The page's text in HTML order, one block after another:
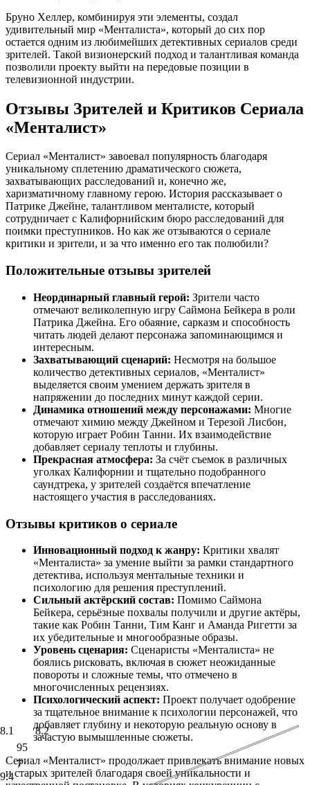
8.1
8.2
95
7
9.4
Бруно Хеллер, комбинируя эти элементы, создал
удивительный мир «Менталиста», который до сих пор
остается одним из любимейших детективных сериалов среди
зрителей. Такой визионерский подход и талантливая команда
позволили проекту выйти на передовые позиции в
телевизионной индустрии.
Отзывы Зрителей и Критиков Сериала
«Менталист»
Сериал «Менталист» завоевал популярность благодаря
уникальному сплетению драматического сюжета,
захватывающих расследований и, конечно же,
харизматичному главному герою. История рассказывает о
Патрике Джейне, талантливом менталисте, который
сотрудничает с Калифорнийским бюро расследований для
поимки преступников. Но как же отзываются о сериале
критики и зрители, и за что именно его так полюбили?
Положительные отзывы зрителей
Неординарный главный герой: Зрители часто
отмечают великолепную игру Саймона Бейкера в роли
Патрика Джейна. Его обаяние, сарказм и способность
читать людей делают персонажа запоминающимся и
интересным.
Захватывающий сценарий: Несмотря на большое
количество детективных сериалов, «Менталист»
выделяется своим умением держать зрителя в
напряжении до последних минут каждой серии.
Динамика отношений между персонажами: Многие
отмечают химию между Джейном и Терезой Лисбон,
которую играет Робин Танни. Их взаимодействие
добавляет сериалу теплоты и глубины.
Прекрасная атмосфера: За счёт съемок в различных
уголках Калифорнии и тщательно подобранного
саундтрека, у зрителей создаётся впечатление
настоящего участия в расследованиях.
Отзывы критиков о сериале
Инновационный подход к жанру: Критики хвалят
«Менталиста» за умение выйти за рамки стандартного
детектива, используя ментальные техники и
психологию для решения преступлений.
Сильный актёрский состав: Помимо Саймона
Бейкера, серьёзные похвалы получили и другие актёры,
такие как Робин Танни, Тим Канг и Аманда Ригетти за
их убедительные и многообразные образы.
Уровень сценария: Сценаристы «Менталиста» не
боялись рисковать, включая в сюжет неожиданные
повороты и сложные темы, что отмечено в
многочисленных рецензиях.
Психологический аспект: Проект получает одобрение
за тщательное внимание к психологии персонажей, что
добавляет глубину и некоторую реальную основу в
зачастую вымышленные сюжеты.
Сериал «Менталист» продолжает привлекать внимание новых
и старых зрителей благодаря своей уникальности и